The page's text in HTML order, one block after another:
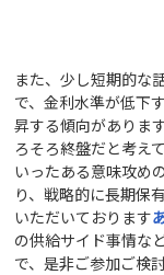
また、少し短期的な
で、金利水準が低下
昇する傾向がありま
ろそろ終盤だと考え
いったある意味攻め
り、戦略的に長期保
いただいております
の供給サイド事情な
で、是非ご参加ご検